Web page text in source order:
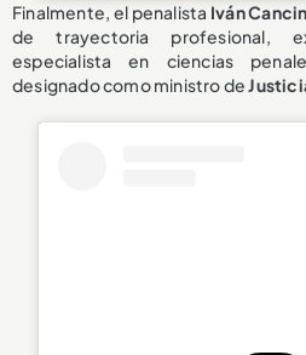
Finalmente, el penalista Iván
de trayectoria profesional,
especialista en ciencias
designado como ministro de